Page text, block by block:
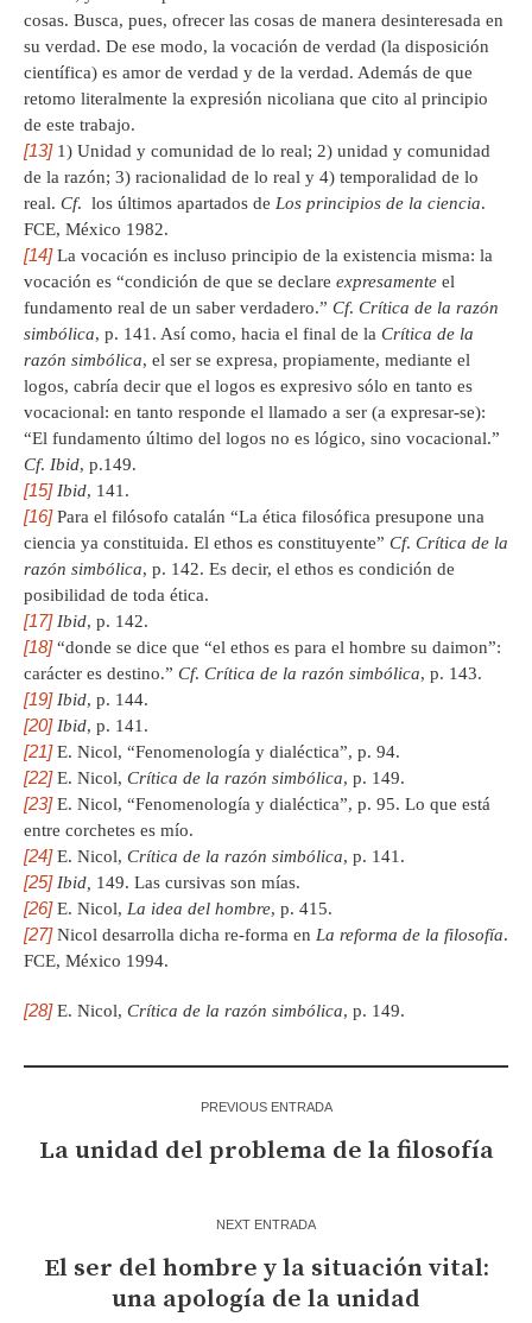
cosas. Busca, pues, ofrecer las cosas de manera desinteresada en
su verdad. De ese modo, la vocación de verdad (la disposición
científica) es amor de verdad y de la verdad. Además de que
retomo literalmente la expresión nicoliana que cito al principio
de este trabajo.
[13]1) Unidad y comunidad de lo real; 2) unidad y comunidad
de la razón; 3) racionalidad de lo real y 4) temporalidad de lo
real. Cf. los últimos apartados de Los principios de la ciencia.
FCE, México 1982.
[14]La vocación es incluso principio de la existencia misma: la
vocación es “condición de que se declare expresamente el
fundamento real de un saber verdadero.” Cf. Crítica de la razón
simbólica, p. 141. Así como, hacia el final de la Crítica de la
razón simbólica, el ser se expresa, propiamente, mediante el
logos, cabría decir que el logos es expresivo sólo en tanto es
vocacional: en tanto responde el llamado a ser (a expresar-se):
“El fundamento último del logos no es lógico, sino vocacional.”
Cf. Ibid, p.149.
[15] Ibid, 141.
[16]Para el filósofo catalán “La ética filosófica presupone una
ciencia ya constituida. El ethos es constituyente” Cf. Crítica de la
razón simbólica, p. 142. Es decir, el ethos es condición de
posibilidad de toda ética.
[17] Ibid, p. 142.
[18]“donde se dice que “el ethos es para el hombre su daimon”:
carácter es destino.” Cf. Crítica de la razón simbólica, p. 143.
[19] Ibid, p. 144.
[20] Ibid, p. 141.
[21]E. Nicol, “Fenomenología y dialéctica”, p. 94.
[22]E. Nicol, Crítica de la razón simbólica, p. 149.
[23]E. Nicol, “Fenomenología y dialéctica”, p. 95. Lo que está
entre corchetes es mío.
[24]E. Nicol, Crítica de la razón simbólica, p. 141.
[25] Ibid, 149. Las cursivas son mías.
[26]E. Nicol, La idea del hombre, p. 415.
[27]Nicol desarrolla dicha re-forma en La reforma de la filosofía.
FCE, México 1994.
[28]E. Nicol, Crítica de la razón simbólica, p. 149.
PREVIOUS ENTRADA
La unidad del problema de la filosofía
NEXT ENTRADA
El ser del hombre y la situación vital:
una apología de la unidad